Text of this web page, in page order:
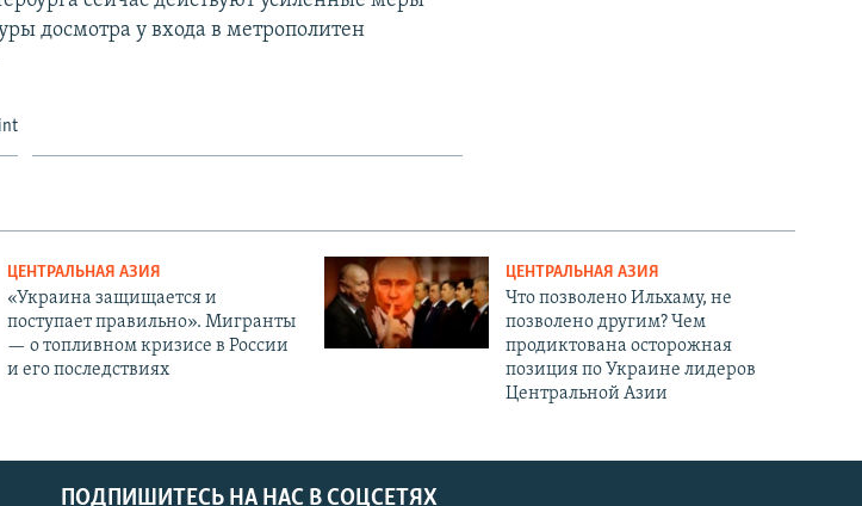
досмотра у входа в метрополитен
ЦЕНТРАЛЬНАЯ АЗИЯ
«Украина защищается и
поступает правильно». Мигранты
— о топливном кризисе в России
и его последствиях
ЦЕНТРАЛЬНАЯ АЗИЯ
Что позволено Ильхаму, не
позволено другим? Чем
продиктована осторожная
позиция по Украине лидеров
Центральной Азии
ПОДПИШИТЕСЬ НА НАС В СОЦСЕТЯХ